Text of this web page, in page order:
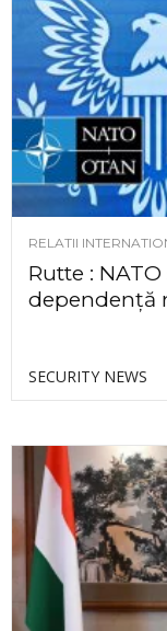
RELATII
Rutte :
dependență
SECURITY NEWS